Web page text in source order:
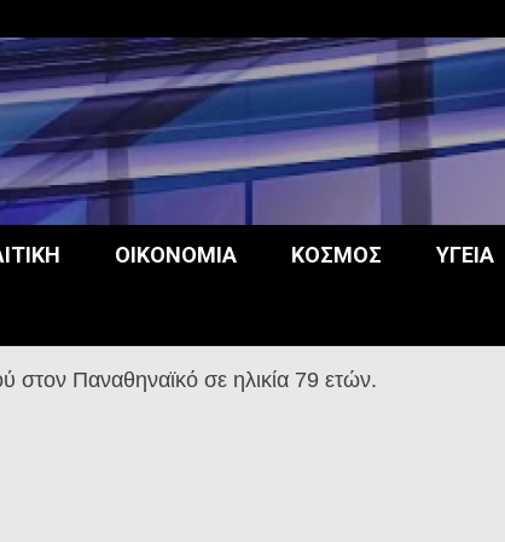
ΟΙΚΟΝΟΜΊΑ ΚΌΣΜΟΣ ΥΓΕΊΑ
στον Παναθηναϊκό σε ηλικία 79 ετών.